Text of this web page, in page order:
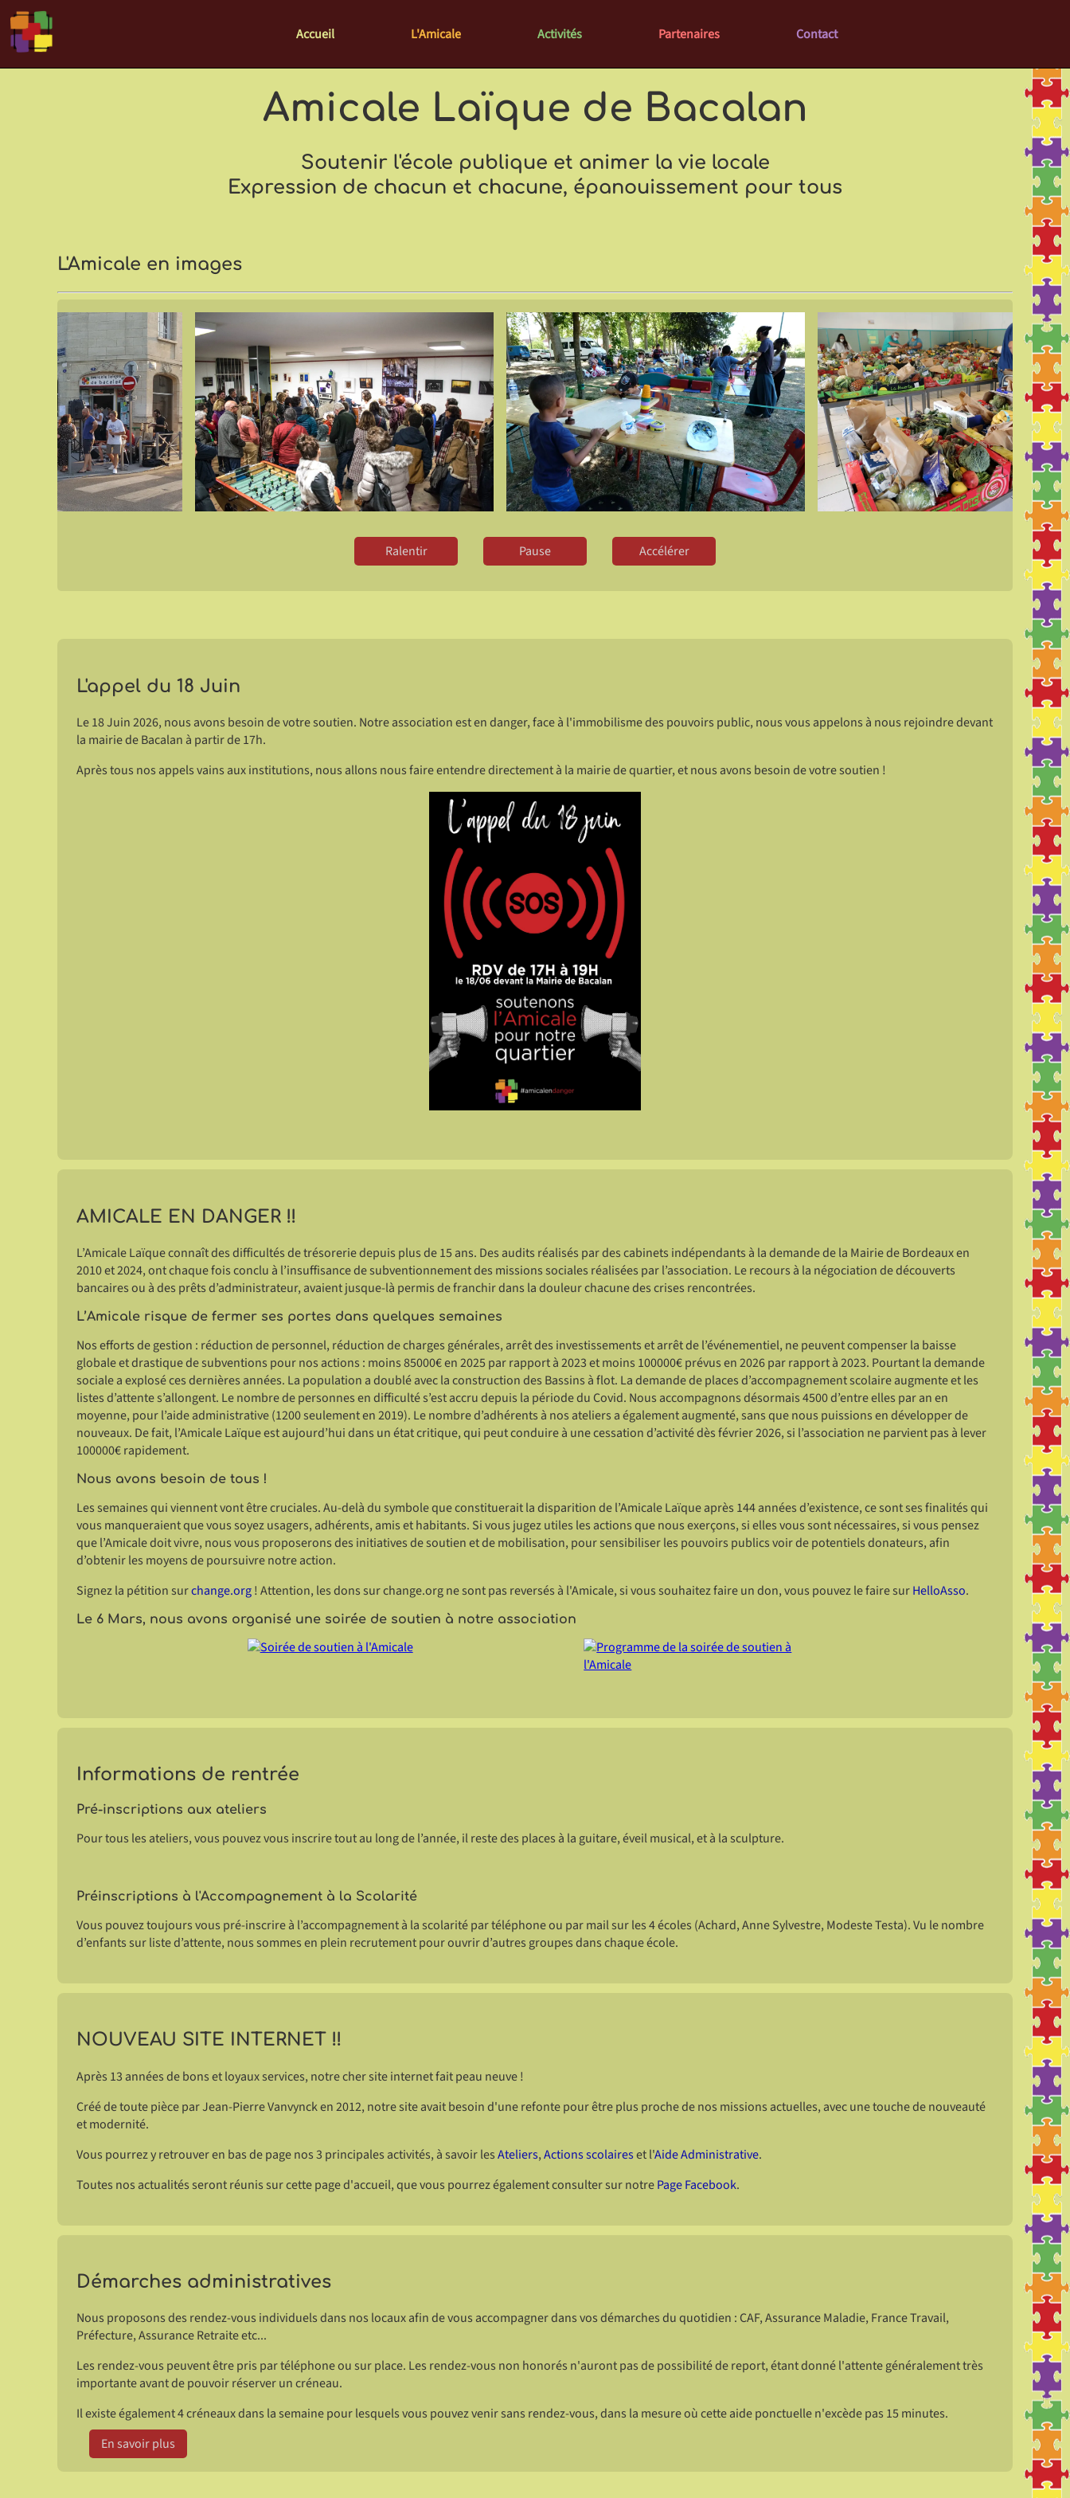
Accueil L'Amicale Activités Partenaires Contact
Amicale Laïque de Bacalan
Soutenir l'école publique et animer la vie locale
Expression de chacun et chacune, épanouissement pour tous
L'Amicale en images
Ralentir Pause Accélérer
L'appel du 18 Juin
Le 18 Juin 2026, nous avons besoin de votre soutien. Notre association est en danger, face à l'immobilisme des pouvoirs public, nous vous appelons à nous rejoindre devant
la mairie de Bacalan à partir de 17h.
Après tous nos appels vains aux institutions, nous allons nous faire entendre directement à la mairie de quartier, et nous avons besoin de votre soutien !
AMICALE EN DANGER !!
L’Amicale Laïque connaît des difficultés de trésorerie depuis plus de 15 ans. Des audits réalisés par des cabinets indépendants à la demande de la Mairie de Bordeaux en
2010 et 2024, ont chaque fois conclu à l’insuffisance de subventionnement des missions sociales réalisées par l’association. Le recours à la négociation de découverts
bancaires ou à des prêts d’administrateur, avaient jusque-là permis de franchir dans la douleur chacune des crises rencontrées.
L’Amicale risque de fermer ses portes dans quelques semaines
Nos efforts de gestion : réduction de personnel, réduction de charges générales, arrêt des investissements et arrêt de l’événementiel, ne peuvent compenser la baisse
globale et drastique de subventions pour nos actions : moins 85000€ en 2025 par rapport à 2023 et moins 100000€ prévus en 2026 par rapport à 2023. Pourtant la demande
sociale a explosé ces dernières années. La population a doublé avec la construction des Bassins à flot. La demande de places d’accompagnement scolaire augmente et les
listes d’attente s’allongent. Le nombre de personnes en difficulté s’est accru depuis la période du Covid. Nous accompagnons désormais 4500 d’entre elles par an en
moyenne, pour l’aide administrative (1200 seulement en 2019). Le nombre d’adhérents à nos ateliers a également augmenté, sans que nous puissions en développer de
nouveaux. De fait, l’Amicale Laïque est aujourd’hui dans un état critique, qui peut conduire à une cessation d’activité dès février 2026, si l’association ne parvient pas à lever
100000€ rapidement.
Nous avons besoin de tous !
Les semaines qui viennent vont être cruciales. Au-delà du symbole que constituerait la disparition de l’Amicale Laïque après 144 années d’existence, ce sont ses finalités qui
vous manqueraient que vous soyez usagers, adhérents, amis et habitants. Si vous jugez utiles les actions que nous exerçons, si elles vous sont nécessaires, si vous pensez
que l’Amicale doit vivre, nous vous proposerons des initiatives de soutien et de mobilisation, pour sensibiliser les pouvoirs publics voir de potentiels donateurs, afin
d’obtenir les moyens de poursuivre notre action.
Signez la pétition surchange.org! Attention, les dons sur change.org ne sont pas reversés à l'Amicale, si vous souhaitez faire un don, vous pouvez le faire surHelloAsso.
Le 6 Mars, nous avons organisé une soirée de soutien à notre association
Informations de rentrée
Pré-inscriptions aux ateliers
Pour tous les ateliers, vous pouvez vous inscrire tout au long de l’année, il reste des places à la guitare, éveil musical, et à la sculpture.
Préinscriptions à l'Accompagnement à la Scolarité
Vous pouvez toujours vous pré-inscrire à l’accompagnement à la scolarité par téléphone ou par mail sur les 4 écoles (Achard, Anne Sylvestre, Modeste Testa). Vu le nombre
d’enfants sur liste d’attente, nous sommes en plein recrutement pour ouvrir d’autres groupes dans chaque école.
NOUVEAU SITE INTERNET !!
Après 13 années de bons et loyaux services, notre cher site internet fait peau neuve !
Créé de toute pièce par Jean-Pierre Vanvynck en 2012, notre site avait besoin d'une refonte pour être plus proche de nos missions actuelles, avec une touche de nouveauté
et modernité.
Vous pourrez y retrouver en bas de page nos 3 principales activités, à savoir lesAteliers,Actions scolaireset l'Aide Administrative.
Toutes nos actualités seront réunis sur cette page d'accueil, que vous pourrez également consulter sur notrePage Facebook.
Démarches administratives
Nous proposons des rendez-vous individuels dans nos locaux afin de vous accompagner dans vos démarches du quotidien : CAF, Assurance Maladie, France Travail,
Préfecture, Assurance Retraite etc...
Les rendez-vous peuvent être pris par téléphone ou sur place. Les rendez-vous non honorés n'auront pas de possibilité de report, étant donné l'attente généralement très
importante avant de pouvoir réserver un créneau.
Il existe également 4 créneaux dans la semaine pour lesquels vous pouvez venir sans rendez-vous, dans la mesure où cette aide ponctuelle n'excède pas 15 minutes.
En savoir plus